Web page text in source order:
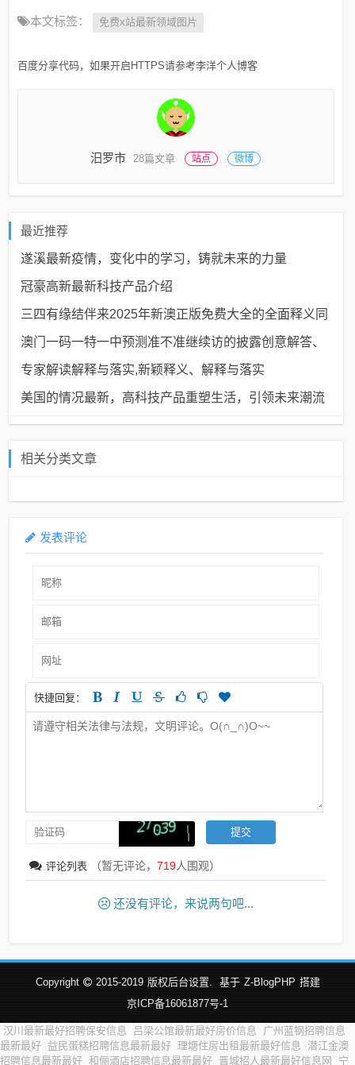
本文标签： 免费x站最新领域图片
百度分享代码，如果开启HTTPS请参考李洋个人博客
汨罗市 28篇文章 站点 微博
最近推荐
遂溪最新疫情，变化中的学习，铸就未来的力量
冠豪高新最新科技产品介绍
三四有缘结伴来2025年新澳正版免费大全的全面释义同
澳门一码一特一中预测准不准继续访的披露创意解答、
专家解读解释与落实​,新颖释义、解释与落实​
美国的情况最新，高科技产品重塑生活，引领未来潮流
相关分类文章
发表评论
快捷回复：
评论列表 （暂无评论，719人围观）
还没有评论，来说两句吧...
Copyright 2015-2019 版权后台设置. 基于 Z-BlogPHP 搭建
京ICP备16061877号-1
汉川最新最好招聘保安信息 吕梁公馆最新最好房价信息
广州蓝钢招聘信息
最新最好 益民蛋糕招聘信息最新最好 理塘住房出租最新最好信息
潜江金澳
招聘信息最新最好 和俪酒店招聘信息最新最好 晋城招人最新最好信息网 宁